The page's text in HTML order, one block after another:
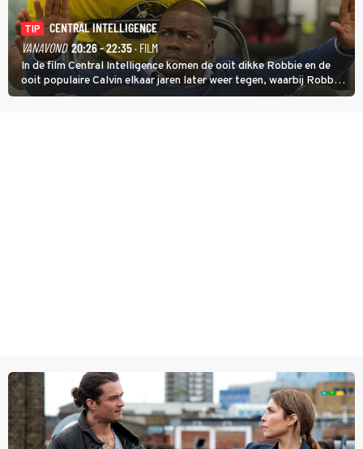
TIP
CENTRAL INTELLIGENCE
VANAVOND 20:26 - 22:35· FILM
In de film Central Intelligence komen de ooit dikke Robbie en de
ooit populaire Calvin elkaar jaren later weer tegen, waarbij Robbie,
inmiddels supergespierd en werkzaam voor de CIA, Calvins hulp